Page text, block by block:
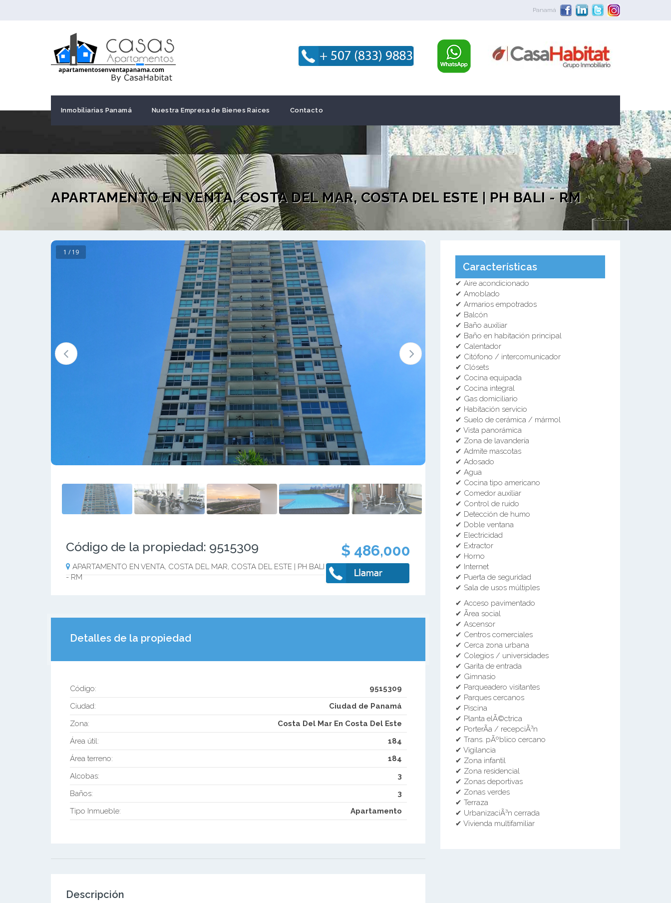
Panamá
Inmobiliarias Panamá Nuestra Empresa de Bienes Raices Contacto
APARTAMENTO EN VENTA, COSTA DEL MAR, COSTA DEL ESTE | PH BALI - RM
1 / 19
Código de la propiedad: 9515309 $ 486,000
APARTAMENTO EN VENTA, COSTA DEL MAR, COSTA DEL ESTE | PH BALI
- RM
Detalles de la propiedad
Código:
9515309
Ciudad:
Ciudad de Panamá
Zona:
Costa Del Mar En Costa Del Este
Área útil:
184
Área terreno:
184
Alcobas:
3
Baños:
3
Tipo Inmueble:
Apartamento
Descripción
Características
✔ Aire acondicionado
✔ Amoblado
✔ Armarios empotrados
✔ Balcón
✔ Baño auxiliar
✔ Baño en habitación principal
✔ Calentador
✔ Citófono / intercomunicador
✔ Clósets
✔ Cocina equipada
✔ Cocina integral
✔ Gas domiciliario
✔ Habitación servicio
✔ Suelo de cerámica / mármol
✔ Vista panorámica
✔ Zona de lavandería
✔ Admite mascotas
✔ Adosado
✔ Agua
✔ Cocina tipo americano
✔ Comedor auxiliar
✔ Control de ruido
✔ Detección de humo
✔ Doble ventana
✔ Electricidad
✔ Extractor
✔ Horno
✔ Internet
✔ Puerta de seguridad
✔ Sala de usos múltiples
✔ Acceso pavimentado
✔ Ãrea social
✔ Ascensor
✔ Centros comerciales
✔ Cerca zona urbana
✔ Colegios / universidades
✔ Garita de entrada
✔ Gimnasio
✔ Parqueadero visitantes
✔ Parques cercanos
✔ Piscina
✔ Planta elÃ©ctrica
✔ PorterÃ­a / recepciÃ³n
✔ Trans. pÃºblico cercano
✔ Vigilancia
✔ Zona infantil
✔ Zona residencial
✔ Zonas deportivas
✔ Zonas verdes
✔ Terraza
✔ UrbanizaciÃ³n cerrada
✔ Vivienda multifamiliar